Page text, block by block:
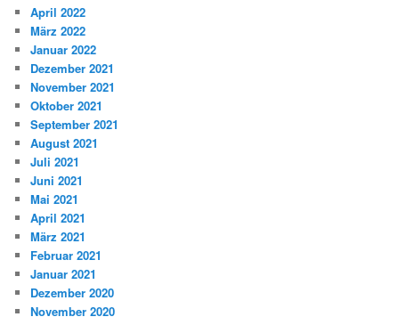
April 2022
März 2022
Januar 2022
Dezember 2021
November 2021
Oktober 2021
September 2021
August 2021
Juli 2021
Juni 2021
Mai 2021
April 2021
März 2021
Februar 2021
Januar 2021
Dezember 2020
November 2020